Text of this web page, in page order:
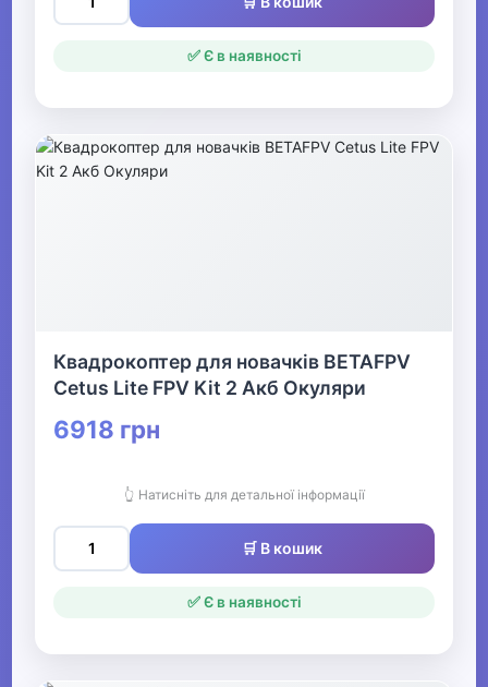
✅ Є в наявності
Квадрокоптер для новачків BETAFPV
Cetus Lite FPV Kit 2 Акб Окуляри
6918 грн
👆 Натисніть для детальної інформації
🛒 В кошик
✅ Є в наявності